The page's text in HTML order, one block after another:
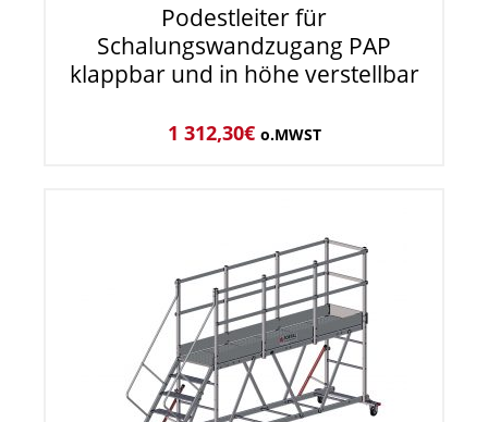
Podestleiter für
Schalungswandzugang PAP
klappbar und in höhe verstellbar
1 312,30€ o.MWST